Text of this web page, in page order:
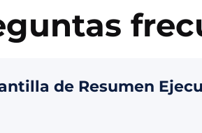
de Resumen